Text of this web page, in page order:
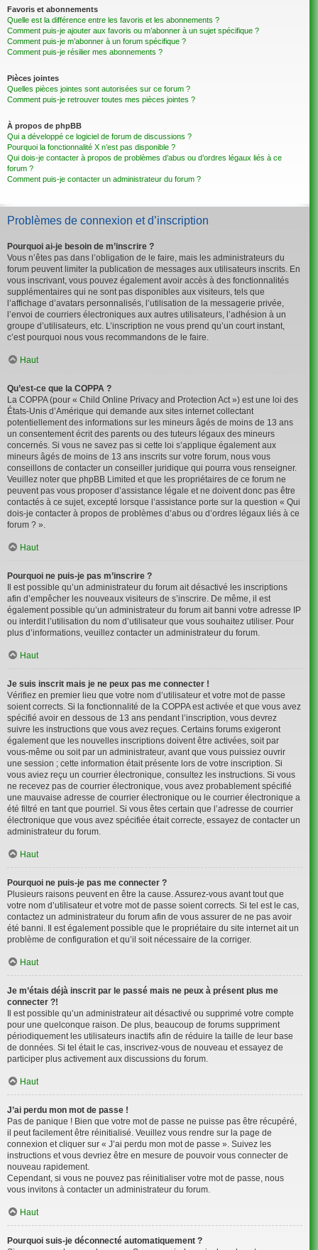
Favoris et abonnements
Quelle est la différence entre les favoris et les abonnements ?
Comment puis-je ajouter aux favoris ou m’abonner à un sujet spécifique ?
Comment puis-je m’abonner à un forum spécifique ?
Comment puis-je résilier mes abonnements ?
Pièces jointes
Quelles pièces jointes sont autorisées sur ce forum ?
Comment puis-je retrouver toutes mes pièces jointes ?
À propos de phpBB
Qui a développé ce logiciel de forum de discussions ?
Pourquoi la fonctionnalité X n’est pas disponible ?
Qui dois-je contacter à propos de problèmes d’abus ou d’ordres légaux liés à ce
forum ?
Comment puis-je contacter un administrateur du forum ?
Problèmes de connexion et d’inscription
Pourquoi ai-je besoin de m’inscrire ?
Vous n’êtes pas dans l’obligation de le faire, mais les administrateurs du
forum peuvent limiter la publication de messages aux utilisateurs inscrits. En
vous inscrivant, vous pouvez également avoir accès à des fonctionnalités
supplémentaires qui ne sont pas disponibles aux visiteurs, tels que
l’affichage d’avatars personnalisés, l’utilisation de la messagerie privée,
l’envoi de courriers électroniques aux autres utilisateurs, l’adhésion à un
groupe d’utilisateurs, etc. L’inscription ne vous prend qu’un court instant,
c’est pourquoi nous vous recommandons de le faire.
Haut
Qu’est-ce que la COPPA ?
La COPPA (pour « Child Online Privacy and Protection Act ») est une loi des
États-Unis d’Amérique qui demande aux sites internet collectant
potentiellement des informations sur les mineurs âgés de moins de 13 ans
un consentement écrit des parents ou des tuteurs légaux des mineurs
concernés. Si vous ne savez pas si cette loi s’applique également aux
mineurs âgés de moins de 13 ans inscrits sur votre forum, nous vous
conseillons de contacter un conseiller juridique qui pourra vous renseigner.
Veuillez noter que phpBB Limited et que les propriétaires de ce forum ne
peuvent pas vous proposer d’assistance légale et ne doivent donc pas être
contactés à ce sujet, excepté lorsque l’assistance porte sur la question « Qui
dois-je contacter à propos de problèmes d’abus ou d’ordres légaux liés à ce
forum ? ».
Haut
Pourquoi ne puis-je pas m’inscrire ?
Il est possible qu’un administrateur du forum ait désactivé les inscriptions
afin d’empêcher les nouveaux visiteurs de s’inscrire. De même, il est
également possible qu’un administrateur du forum ait banni votre adresse IP
ou interdit l’utilisation du nom d’utilisateur que vous souhaitez utiliser. Pour
plus d’informations, veuillez contacter un administrateur du forum.
Haut
Je suis inscrit mais je ne peux pas me connecter !
Vérifiez en premier lieu que votre nom d’utilisateur et votre mot de passe
soient corrects. Si la fonctionnalité de la COPPA est activée et que vous avez
spécifié avoir en dessous de 13 ans pendant l’inscription, vous devrez
suivre les instructions que vous avez reçues. Certains forums exigeront
également que les nouvelles inscriptions doivent être activées, soit par
vous-même ou soit par un administrateur, avant que vous puissiez ouvrir
une session ; cette information était présente lors de votre inscription. Si
vous aviez reçu un courrier électronique, consultez les instructions. Si vous
ne recevez pas de courrier électronique, vous avez probablement spécifié
une mauvaise adresse de courrier électronique ou le courrier électronique a
été filtré en tant que pourriel. Si vous êtes certain que l’adresse de courrier
électronique que vous avez spécifiée était correcte, essayez de contacter un
administrateur du forum.
Haut
Pourquoi ne puis-je pas me connecter ?
Plusieurs raisons peuvent en être la cause. Assurez-vous avant tout que
votre nom d’utilisateur et votre mot de passe soient corrects. Si tel est le cas,
contactez un administrateur du forum afin de vous assurer de ne pas avoir
été banni. Il est également possible que le propriétaire du site internet ait un
problème de configuration et qu’il soit nécessaire de la corriger.
Haut
Je m’étais déjà inscrit par le passé mais ne peux à présent plus me
connecter ?!
Il est possible qu’un administrateur ait désactivé ou supprimé votre compte
pour une quelconque raison. De plus, beaucoup de forums suppriment
périodiquement les utilisateurs inactifs afin de réduire la taille de leur base
de données. Si tel était le cas, inscrivez-vous de nouveau et essayez de
participer plus activement aux discussions du forum.
Haut
J’ai perdu mon mot de passe !
Pas de panique ! Bien que votre mot de passe ne puisse pas être récupéré,
il peut facilement être réinitialisé. Veuillez vous rendre sur la page de
connexion et cliquer sur « J’ai perdu mon mot de passe ». Suivez les
instructions et vous devriez être en mesure de pouvoir vous connecter de
nouveau rapidement.
Cependant, si vous ne pouvez pas réinitialiser votre mot de passe, nous
vous invitons à contacter un administrateur du forum.
Haut
Pourquoi suis-je déconnecté automatiquement ?